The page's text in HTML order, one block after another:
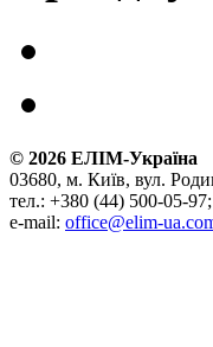
© 2026 ЕЛІМ-Україна
03680, м. Київ, вул.
тел.: +380 (44) 500-05-
e-mail: office@elim-